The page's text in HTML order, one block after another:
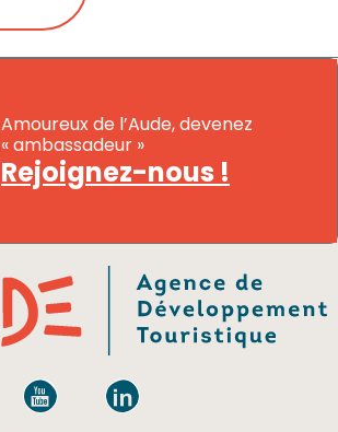
Amoureux de l’Aude, devenez
« ambassadeur »
Rejoignez-nous !